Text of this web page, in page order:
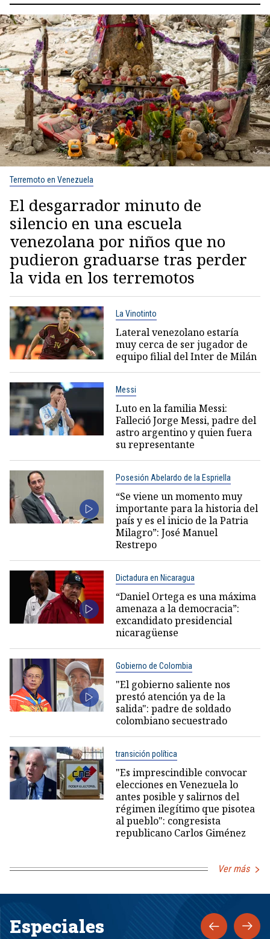
Terremoto en Venezuela
El desgarrador minuto de
silencio en una escuela
venezolana por niños que no
pudieron graduarse tras perder
la vida en los terremotos
La Vinotinto
Lateral venezolano estaría
muy cerca de ser jugador de
equipo filial del Inter de Milán
Messi
Luto en la familia Messi:
Falleció Jorge Messi, padre del
astro argentino y quien fuera
su representante
Posesión Abelardo de la Espriella
“Se viene un momento muy
importante para la historia del
país y es el inicio de la Patria
Milagro”: José Manuel
Restrepo
Dictadura en Nicaragua
“Daniel Ortega es una máxima
amenaza a la democracia”:
excandidato presidencial
nicaragüense
Gobierno de Colombia
"El gobierno saliente nos
prestó atención ya de la
salida": padre de soldado
colombiano secuestrado
transición política
"Es imprescindible convocar
elecciones en Venezuela lo
antes posible y salirnos del
régimen ilegítimo que pisotea
al pueblo": congresista
republicano Carlos Giménez
Ver más
Especiales